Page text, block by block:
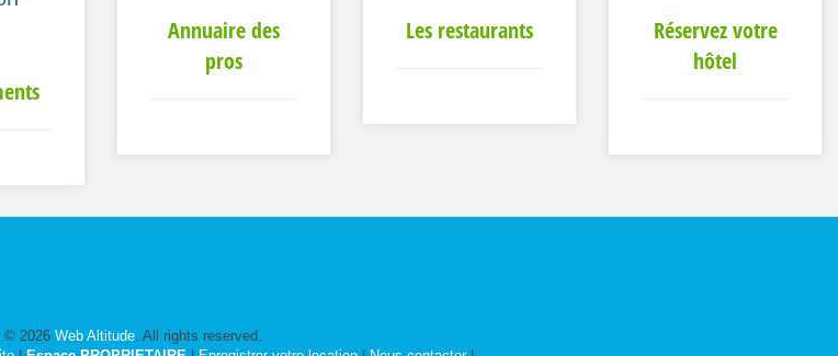
Annuaire des
pros
Les restaurants
Réservez votre
hôtel
© 2026 Web Altitude. All rights reserved.